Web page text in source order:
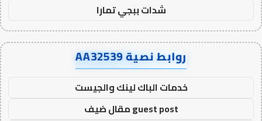
شدات ببجي تمارا
روابط نصية AA32539
خدمات الباك لينك والجيست
guest post مقال ضيف